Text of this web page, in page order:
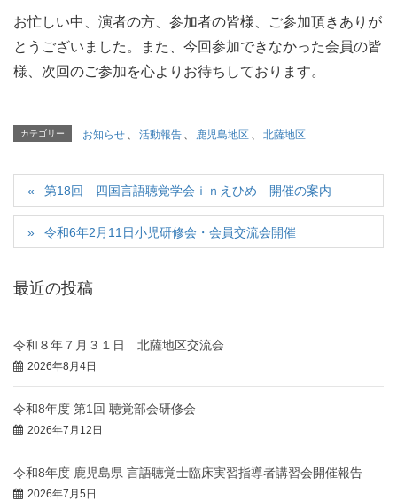
お忙しい中、演者の方、参加者の皆様、ご参加頂きありが
とうございました。また、今回参加できなかった会員の皆
様、次回のご参加を心よりお待ちしております。
カテゴリー お知らせ 、 活動報告 、 鹿児島地区 、 北薩地区
第18回 四国言語聴覚学会ｉｎえひめ 開催の案内
令和6年2月11日小児研修会・会員交流会開催
最近の投稿
令和８年７月３１日 北薩地区交流会
2026年8月4日
令和8年度 第1回 聴覚部会研修会
2026年7月12日
令和8年度 鹿児島県 言語聴覚士臨床実習指導者講習会開催報告
2026年7月5日